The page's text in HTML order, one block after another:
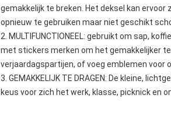
gemakkelijk te breken. Het deksel kan
opnieuw te gebruiken maar niet geschikt
2. MULTIFUNCTIONEEL: gebruikt om sap,
met stickers merken om het gemakkelijker
verjaardagspartijen, of voeg emblemen
3. GEMAKKELIJK TE DRAGEN: De kleine,
keus voor zich het werk, klasse, picknick en